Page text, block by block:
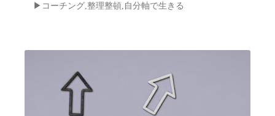
▶︎コーチング,整理整頓,自分軸で生きる